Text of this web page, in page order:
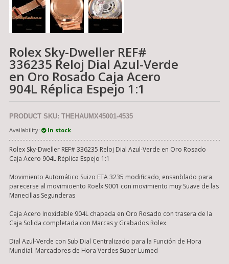
Rolex Sky-Dweller REF#
336235 Reloj Dial Azul-Verde
en Oro Rosado Caja Acero
904L Réplica Espejo 1:1
PRODUCT SKU: THEHAUMX45001-4535
Availability:
In stock
Rolex Sky-Dweller REF# 336235 Reloj Dial Azul-Verde en Oro Rosado
Caja Acero 904L Réplica Espejo 1:1
Movimiento Automático Suizo ETA 3235 modificado, ensanblado para
parecerse al movimioento Roelx 9001 con movimiento muy Suave de las
Manecillas Segunderas
Caja Acero Inoxidable 904L chapada en Oro Rosado con trasera de la
Caja Solida completada con Marcas y Grabados Rolex
Dial Azul-Verde con Sub Dial Centralizado para la Función de Hora
Mundial. Marcadores de Hora Verdes Super Lumed